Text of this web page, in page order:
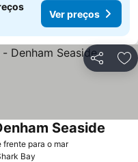
Ver preços
Partilhar
frente para o marVer preços
Seaside
Bay